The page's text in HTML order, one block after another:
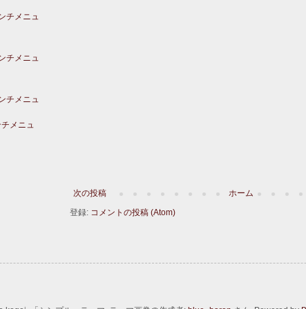
次の投稿
ホーム
登録: コメントの投稿 (Atom)
チメニュ
チメニュ
チメニュ
メニュ